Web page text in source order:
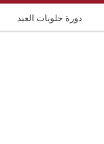
دورة حلويات العيد